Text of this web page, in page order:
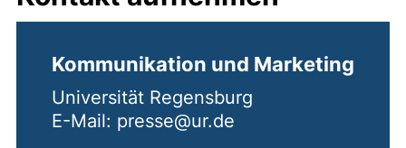
Kommunikation und Marketing
Universität Regensburg
E-Mail: presse@ur.de